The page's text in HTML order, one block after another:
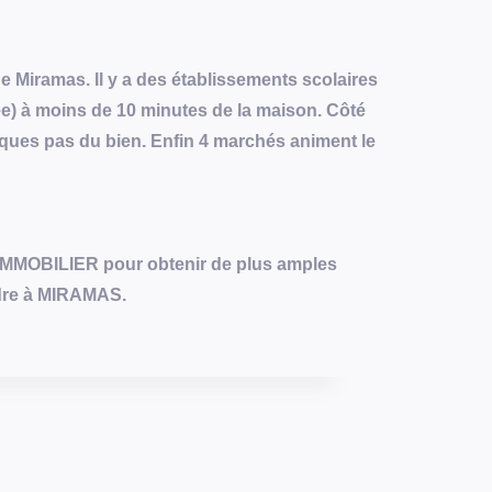
Miramas. Il y a des établissements scolaires
à moins de 10 minutes de la maison. Côté
pas du bien. Enfin 4 marchés animent le
pour obtenir de plus amples
à MIRAMAS.